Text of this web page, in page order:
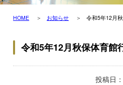
HOME お知らせ 令和5年12月
令和5年12月秋保体育館
投稿日